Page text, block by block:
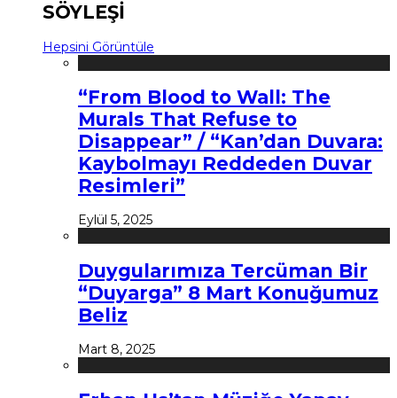
SÖYLEŞİ
Hepsini Görüntüle
“From Blood to Wall: The
Murals That Refuse to
Disappear” / “Kan’dan Duvara:
Kaybolmayı Reddeden Duvar
Resimleri”
Eylül 5, 2025
Duygularımıza Tercüman Bir
“Duyarga” 8 Mart Konuğumuz
Beliz
Mart 8, 2025